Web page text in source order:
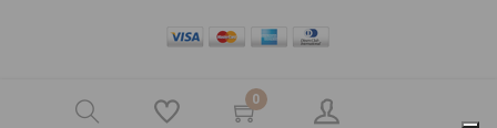
0